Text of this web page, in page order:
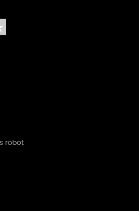
robot